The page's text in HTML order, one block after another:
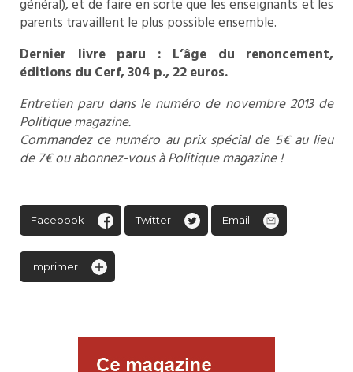
général), et de faire en sorte que les enseignants et les
parents travaillent le plus possible ensemble.
Dernier livre paru : L’âge du renoncement,
éditions du Cerf, 304 p., 22 euros.
Entretien paru dans le numéro de novembre 2013 de
Politique magazine.
Commandez ce numéro au prix spécial de 5€ au lieu
de 7€ ou abonnez-vous à Politique magazine !
Facebook Twitter Email
Imprimer